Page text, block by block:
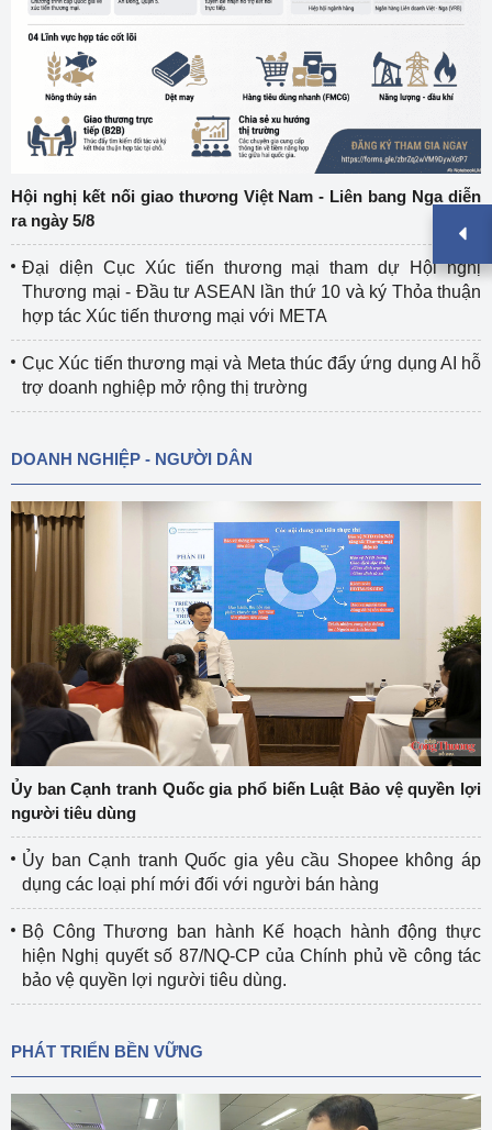
Hội nghị kết nối giao thương Việt Nam - Liên bang Nga diễn
ra ngày 5/8
Đại diện Cục Xúc tiến thương mại tham dự Hội nghị
Thương mại - Đầu tư ASEAN lần thứ 10 và ký Thỏa thuận
hợp tác Xúc tiến thương mại với META
Cục Xúc tiến thương mại và Meta thúc đẩy ứng dụng AI hỗ
trợ doanh nghiệp mở rộng thị trường
DOANH NGHIỆP - NGƯỜI DÂN
Ủy ban Cạnh tranh Quốc gia phổ biến Luật Bảo vệ quyền lợi
người tiêu dùng
Ủy ban Cạnh tranh Quốc gia yêu cầu Shopee không áp
dụng các loại phí mới đối với người bán hàng
Bộ Công Thương ban hành Kế hoạch hành động thực
hiện Nghị quyết số 87/NQ-CP của Chính phủ về công tác
bảo vệ quyền lợi người tiêu dùng.
PHÁT TRIỂN BỀN VỮNG